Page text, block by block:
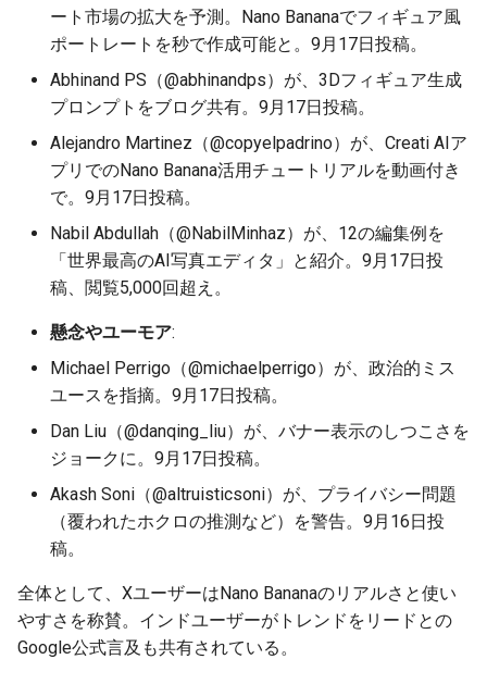
2026-06-02
2026-06-01
2026-05-31
2026-05-29
2026-05-27
2026-05-26
2026-05-25
2026-05-24
2026-05-23
2025-11-17
2025-11-16
2025-11-15
2025-11-13
2025-11-11
2025-11-10
2025-11-09
2025-11-08
2025-11-07
2026-06-02
2026-06-01
2026-05-31
2026-05-29
2026-05-27
2026-05-26
2026-05-25
2026-05-24
2026-05-23
2025-11-17
2025-11-16
2025-11-15
2025-11-13
2025-11-11
2025-11-10
2025-11-09
2025-11-08
2025-11-07
2026-05-30
2026-05-29
2026-05-28
2026-05-26
2026-05-25
2026-05-24
2026-05-23
2026-05-22
2026-05-21
2026-05-20
2026-05-19
2026-05-29
2026-05-28
2026-05-27
2026-05-25
2026-05-23
2026-05-22
2026-05-21
2026-05-20
2026-05-19
2025-11-17
2025-11-16
2025-11-15
2025-11-13
2025-11-11
2025-11-10
2025-11-09
2025-11-08
2025-11-07
2026-06-02
2026-06-01
2026-05-31
2026-05-29
2026-05-27
2026-05-26
2026-05-25
2026-05-24
2026-05-23
ート市場の拡大を予測。Nano Bananaでフィギュア風
ポートレートを秒で作成可能と。9月17日投稿。
Abhinand PS（@abhinandps）が、3Dフィギュア生成
プロンプトをブログ共有。9月17日投稿。
Alejandro Martinez（@copyelpadrino）が、Creati AIア
プリでのNano Banana活用チュートリアルを動画付き
で。9月17日投稿。
Nabil Abdullah（@NabilMinhaz）が、12の編集例を
「世界最高のAI写真エディタ」と紹介。9月17日投
稿、閲覧5,000回超え。
懸念やユーモア:
Michael Perrigo（@michaelperrigo）が、政治的ミス
ユースを指摘。9月17日投稿。
Dan Liu（@danqing_liu）が、バナー表示のしつこさを
ジョークに。9月17日投稿。
Akash Soni（@altruisticsoni）が、プライバシー問題
（覆われたホクロの推測など）を警告。9月16日投
稿。
全体として、XユーザーはNano Bananaのリアルさと使い
やすさを称賛。インドユーザーがトレンドをリードとの
Google公式言及も共有されている。